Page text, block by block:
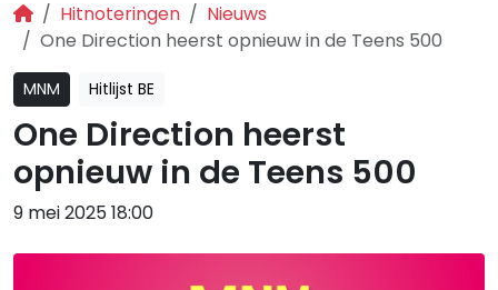
Hitnoteringen
Nieuws
One Direction heerst opnieuw in de Teens 500
MNM Hitlijst BE
One Direction heerst
opnieuw in de Teens 500
9 mei 2025 18:00